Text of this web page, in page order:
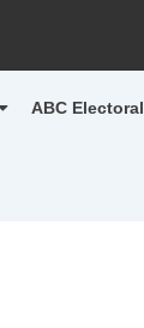
ABC Electoral